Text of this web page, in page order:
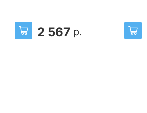
2 567 р.